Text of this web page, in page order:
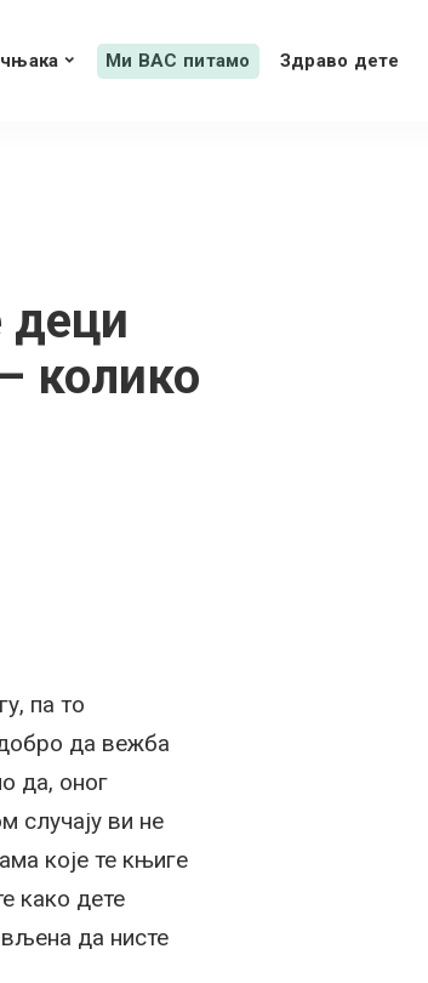
Ми ВАС питамо Здраво дете
деци
колико
па то
да вежба
да, оног
случају ви не
које те књиге
како дете
да нисте